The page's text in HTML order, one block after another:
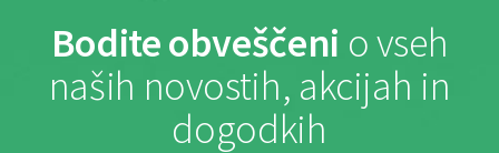
Bodite obveščeni o vseh
naših novostih, akcijah in
dogodkih